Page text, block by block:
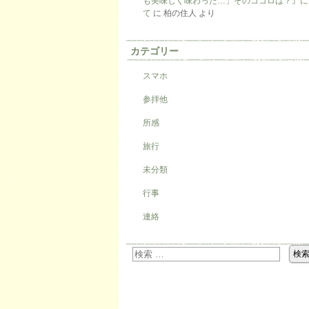
て に 柏の住人 より
カテゴリー
スマホ
参拝他
所感
旅行
未分類
行事
連絡